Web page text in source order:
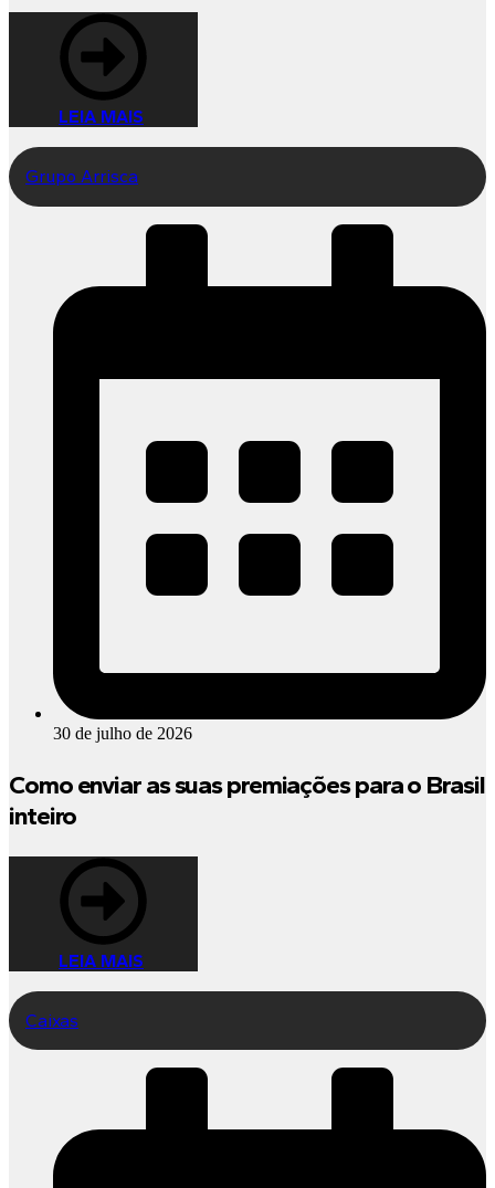
LEIA MAIS
Grupo Arrisca
30 de julho de 2026
Como enviar as suas premiações para o Brasil
inteiro
LEIA MAIS
Caixas